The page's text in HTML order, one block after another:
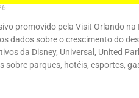
promovido pela Visit Orlando na
dados sobre o crescimento do
da Disney, Universal, United
sobre parques, hotéis, esportes,